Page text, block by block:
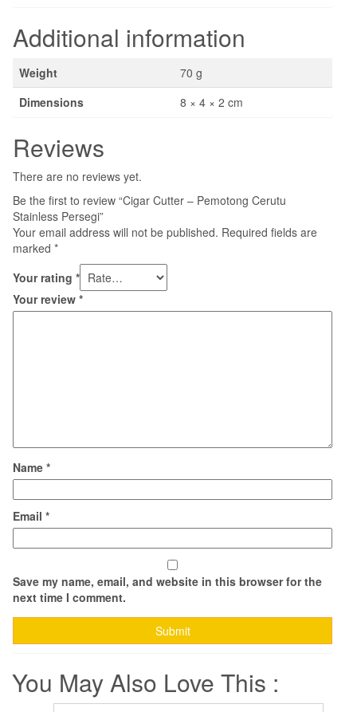
Additional information
Weight
70 g
Dimensions
8 × 4 × 2 cm
Reviews
There are no reviews yet.
Be the first to review “Cigar Cutter – Pemotong Cerutu
Stainless Persegi”
Your email address will not be published. Required fields are
marked *
Your rating *
Your review *
Name *
Email *
Save my name, email, and website in this browser for the
next time I comment.
You May Also Love This :